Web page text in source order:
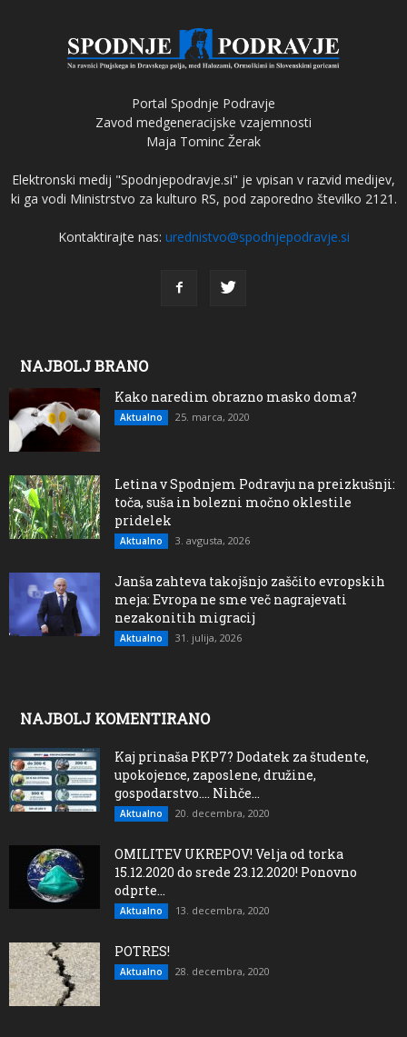
Portal Spodnje Podravje
Zavod medgeneracijske vzajemnosti
Maja Tominc Žerak
Elektronski medij "Spodnjepodravje.si" je vpisan v razvid medijev,
ki ga vodi Ministrstvo za kulturo RS, pod zaporedno številko 2121.
Kontaktirajte nas: urednistvo@spodnjepodravje.si
NAJBOLJ BRANO
Kako naredim obrazno masko doma?
Aktualno 25. marca, 2020
Letina v Spodnjem Podravju na preizkušnji:
toča, suša in bolezni močno oklestile
pridelek
Aktualno 3. avgusta, 2026
Janša zahteva takojšnjo zaščito evropskih
meja: Evropa ne sme več nagrajevati
nezakonitih migracij
Aktualno 31. julija, 2026
NAJBOLJ KOMENTIRANO
Kaj prinaša PKP7? Dodatek za študente,
upokojence, zaposlene, družine,
gospodarstvo…. Nihče...
Aktualno 20. decembra, 2020
OMILITEV UKREPOV! Velja od torka
15.12.2020 do srede 23.12.2020! Ponovno
odprte...
Aktualno 13. decembra, 2020
POTRES!
Aktualno 28. decembra, 2020